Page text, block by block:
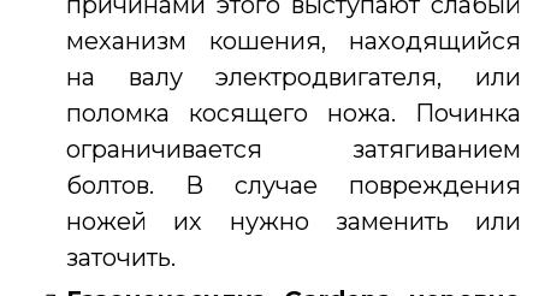
механизм кошения, находящийся
на валу электродвигателя, или
поломка косящего ножа. Починка
ограничивается затягиванием
болтов. В случае повреждения
ножей их нужно заменить или
заточить.